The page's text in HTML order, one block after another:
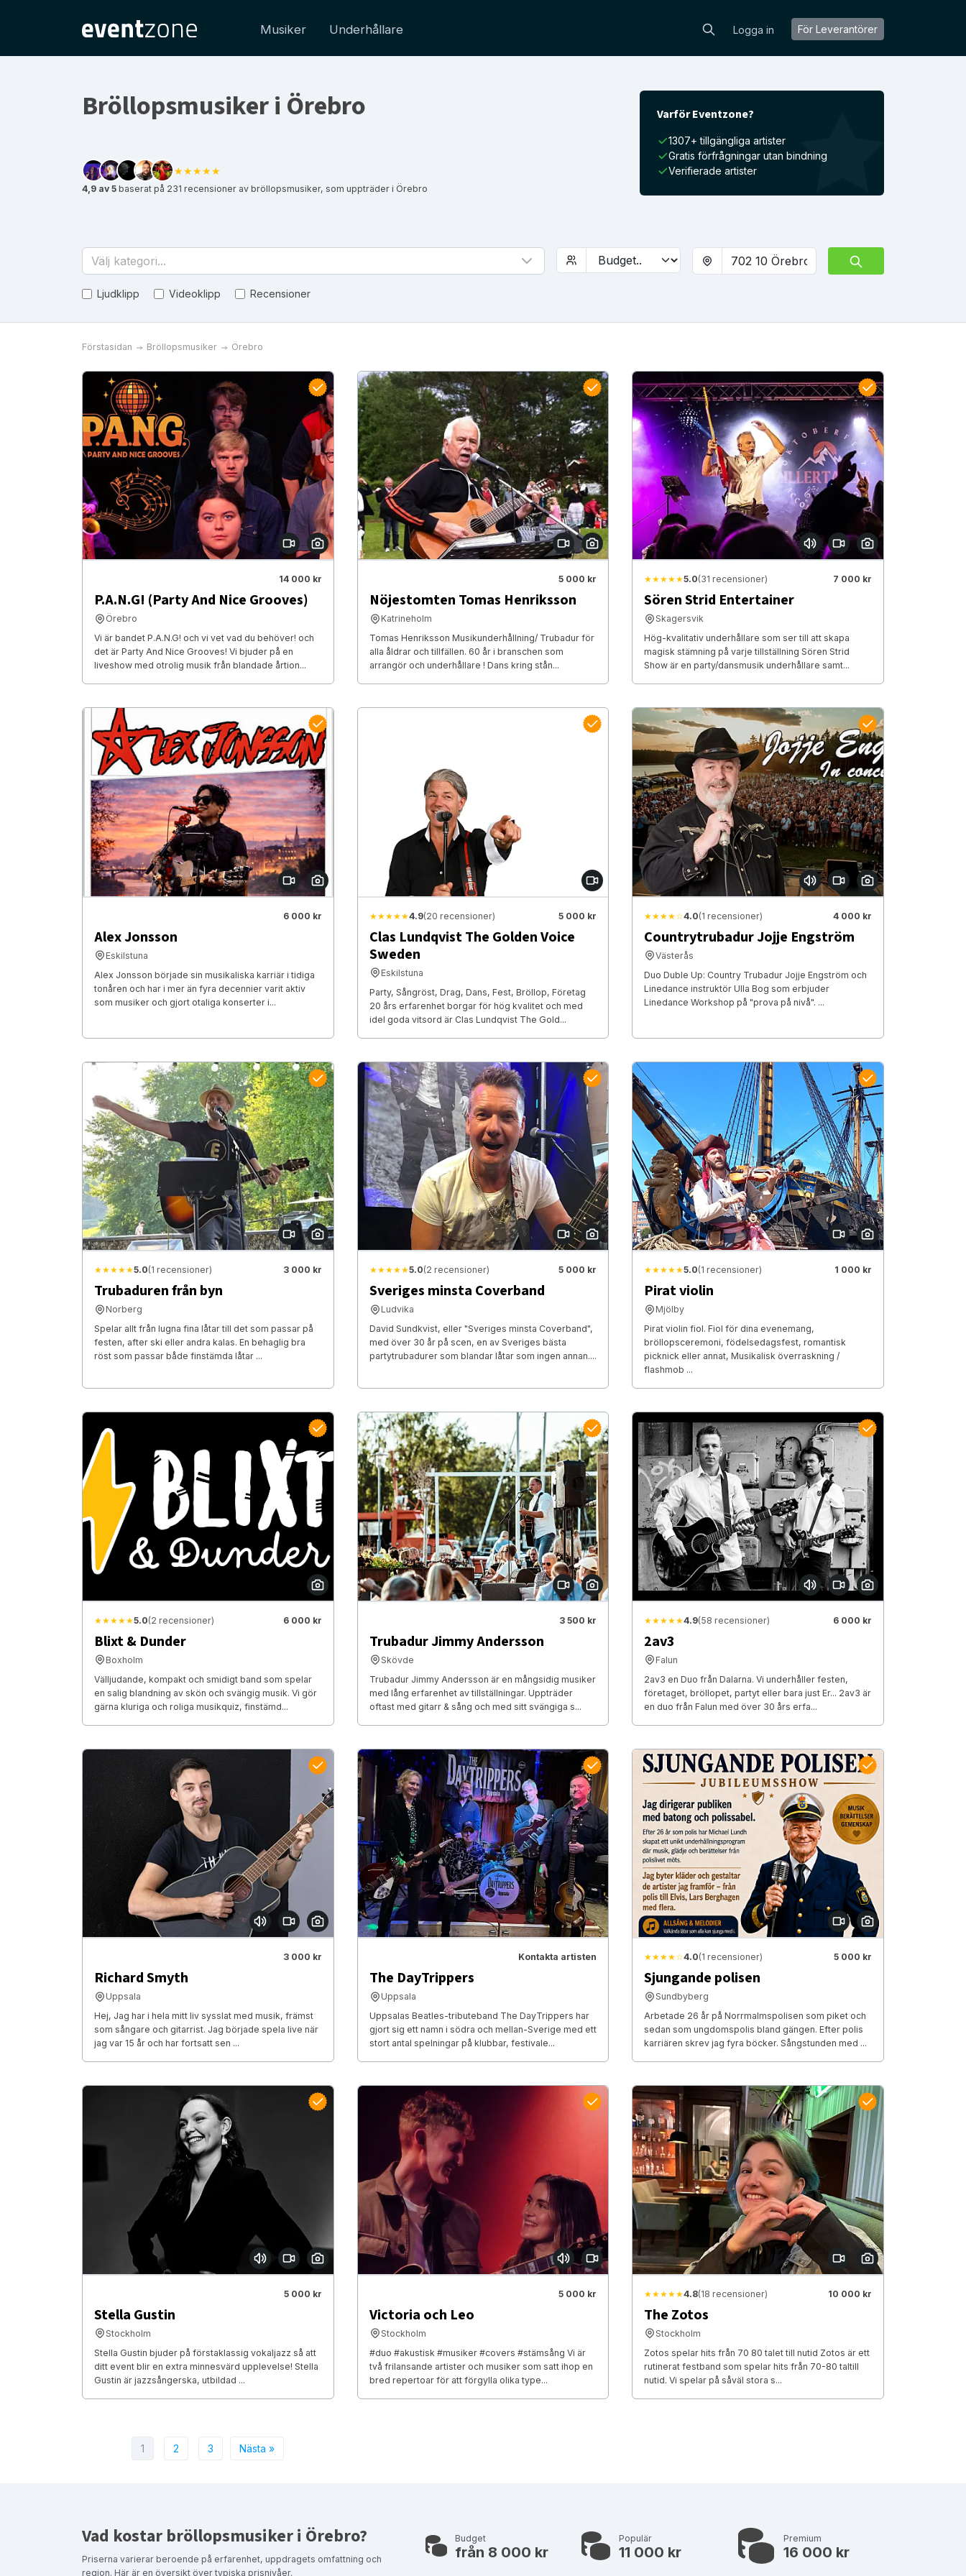
Musiker Underhållare Logga in För Leverantörer
Bröllopsmusiker i Örebro
★★★★★
4,9 av 5 baserat på 231 recensioner av bröllopsmusiker, som uppträder i Örebro
Varför Eventzone?
1307+ tillgängliga artister
Gratis förfrågningar utan bindning
Verifierade artister
Välj kategori...
Ljudklipp Videoklipp Recensioner
Förstasidan Bröllopsmusiker Örebro
14 000 kr
P.A.N.G! (Party And Nice Grooves)
Örebro
Vi är bandet P.A.N.G! och vi vet vad du behöver! och
det är Party And Nice Grooves! Vi bjuder på en
liveshow med otrolig musik från blandade årtion...
5 000 kr
Nöjestomten Tomas Henriksson
Katrineholm
Tomas Henriksson Musikunderhållning/ Trubadur för
alla åldrar och tillfällen. 60 år i branschen som
arrangör och underhållare ! Dans kring stån...
★★★★★5.0(31 recensioner) 7 000 kr
Sören Strid Entertainer
Skagersvik
Hög-kvalitativ underhållare som ser till att skapa
magisk stämning på varje tillställning Sören Strid
Show är en party/dansmusik underhållare samt...
6 000 kr
Alex Jonsson
Eskilstuna
Alex Jonsson började sin musikaliska karriär i tidiga
tonåren och har i mer än fyra decennier varit aktiv
som musiker och gjort otaliga konserter i...
★★★★★4.9(20 recensioner) 5 000 kr
Clas Lundqvist The Golden Voice
Sweden
Eskilstuna
Party, Sångröst, Drag, Dans, Fest, Bröllop, Företag
20 års erfarenhet borgar för hög kvalitet och med
idel goda vitsord är Clas Lundqvist The Gold...
★★★★☆4.0(1 recensioner) 4 000 kr
Countrytrubadur Jojje Engström
Västerås
Duo Duble Up: Country Trubadur Jojje Engström och
Linedance instruktör Ulla Bog som erbjuder
Linedance Workshop på "prova på nivå". ...
★★★★★5.0(1 recensioner) 3 000 kr
Trubaduren från byn
Norberg
Spelar allt från lugna fina låtar till det som passar på
festen, after ski eller andra kalas. En behaglig bra
röst som passar både finstämda låtar ...
★★★★★5.0(2 recensioner) 5 000 kr
Sveriges minsta Coverband
Ludvika
David Sundkvist, eller "Sveriges minsta Coverband",
med över 30 år på scen, en av Sveriges bästa
partytrubadurer som blandar låtar som ingen annan....
★★★★★5.0(1 recensioner) 1 000 kr
Pirat violin
Mjölby
Pirat violin fiol. Fiol för dina evenemang,
bröllopsceremoni, födelsedagsfest, romantisk
picknick eller annat, Musikalisk överraskning /
flashmob ...
★★★★★5.0(2 recensioner) 6 000 kr
Blixt & Dunder
Boxholm
Välljudande, kompakt och smidigt band som spelar
en salig blandning av skön och svängig musik. Vi gör
gärna kluriga och roliga musikquiz, finstämd...
3 500 kr
Trubadur Jimmy Andersson
Skövde
Trubadur Jimmy Andersson är en mångsidig musiker
med lång erfarenhet av tillställningar. Uppträder
oftast med gitarr & sång och med sitt svängiga s...
★★★★★4.9(58 recensioner) 6 000 kr
2av3
Falun
2av3 en Duo från Dalarna. Vi underhåller festen,
företaget, bröllopet, partyt eller bara just Er... 2av3 är
en duo från Falun med över 30 års erfa...
3 000 kr
Richard Smyth
Uppsala
Hej, Jag har i hela mitt liv sysslat med musik, främst
som sångare och gitarrist. Jag började spela live när
jag var 15 år och har fortsatt sen ...
Kontakta artisten
The DayTrippers
Uppsala
Uppsalas Beatles-tributeband The DayTrippers har
gjort sig ett namn i södra och mellan-Sverige med ett
stort antal spelningar på klubbar, festivale...
★★★★☆4.0(1 recensioner) 5 000 kr
Sjungande polisen
Sundbyberg
Arbetade 26 år på Norrmalmspolisen som piket och
sedan som ungdomspolis bland gängen. Efter polis
karriären skrev jag fyra böcker. Sångstunden med ...
5 000 kr
Stella Gustin
Stockholm
Stella Gustin bjuder på förstaklassig vokaljazz så att
ditt event blir en extra minnesvärd upplevelse! Stella
Gustin är jazzsångerska, utbildad ...
5 000 kr
Victoria och Leo
Stockholm
#duo #akustisk #musiker #covers #stämsång Vi är
två frilansande artister och musiker som satt ihop en
bred repertoar för att förgylla olika type...
★★★★★4.8(18 recensioner) 10 000 kr
The Zotos
Stockholm
Zotos spelar hits från 70 80 talet till nutid Zotos är ett
rutinerat festband som spelar hits från 70-80 taltill
nutid. Vi spelar på såväl stora s...
1 2 3 Nästa »
Vad kostar bröllopsmusiker i Örebro?
Priserna varierar beroende på erfarenhet, uppdragets omfattning och
region. Här är en översikt över typiska prisnivåer.
Budget
från 8 000 kr
Populär
11 000 kr
Premium
16 000 kr